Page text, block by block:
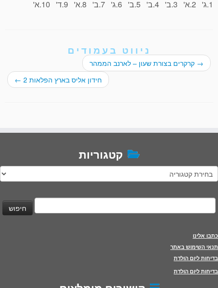
1.ג' 2.א' 3.ב' 4.ב' 5.ב' 6.ג' 7.ב' 8.א' 9.ד' 10.א'
ניווט בעמודים
→ קרקרים בצורת שעון – לארנב הממהר
חידון אליס בארץ הפלאות 2
←
קטגוריות
קטגוריות
חיפוש:
כתבו אלינו
תנאי השימוש באתר
בדיחות ליום הולדת
בדיחות ליום הולדת